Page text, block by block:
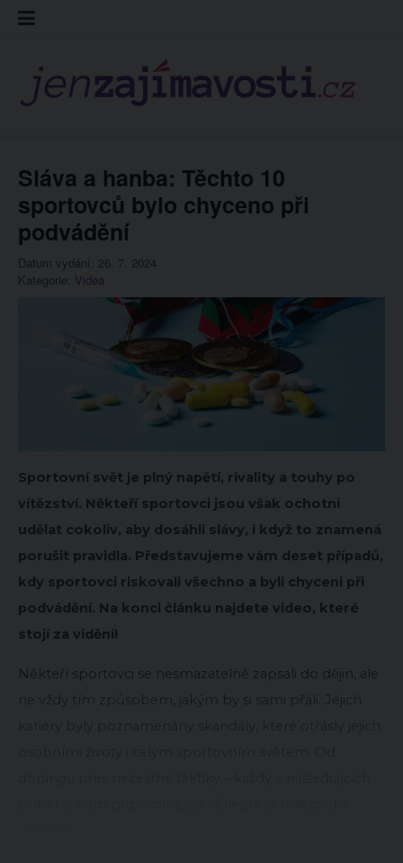
Skip
Sláva a hanba: Těchto 10
sportovců bylo chyceno při
podvádění
Datum vydání: 26. 7. 2024
Kategorie: Videa
Sportovní svět je plný napětí, rivality a touhy po
vítězství. Někteří sportovci jsou však ochotni
udělat cokoliv, aby dosáhli slávy, i když to znamená
porušit pravidla. Představujeme vám deset případů,
kdy sportovci riskovali všechno a byli chyceni při
podvádění. Na konci článku najdete video, které
stojí za vidění!
Někteří sportovci se nesmazatelně zapsali do dějin, ale